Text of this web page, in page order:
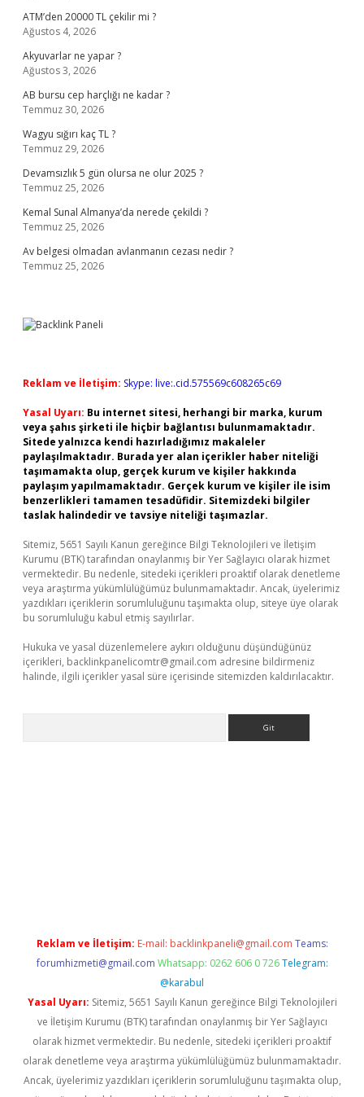
ATM’den 20000 TL çekilir mi ?
Ağustos 4, 2026
Akyuvarlar ne yapar ?
Ağustos 3, 2026
AB bursu cep harçlığı ne kadar ?
Temmuz 30, 2026
Wagyu sığırı kaç TL ?
Temmuz 29, 2026
Devamsızlık 5 gün olursa ne olur 2025 ?
Temmuz 25, 2026
Kemal Sunal Almanya’da nerede çekildi ?
Temmuz 25, 2026
Av belgesi olmadan avlanmanın cezası nedir ?
Temmuz 25, 2026
Reklam ve İletişim: Skype: live:.cid.575569c608265c69
Yasal Uyarı: Bu internet sitesi, herhangi bir marka, kurum
veya şahıs şirketi ile hiçbir bağlantısı bulunmamaktadır.
Sitede yalnızca kendi hazırladığımız makaleler
paylaşılmaktadır. Burada yer alan içerikler haber niteliği
taşımamakta olup, gerçek kurum ve kişiler hakkında
paylaşım yapılmamaktadır. Gerçek kurum ve kişiler ile isim
benzerlikleri tamamen tesadüfidir. Sitemizdeki bilgiler
taslak halindedir ve tavsiye niteliği taşımazlar.
Sitemiz, 5651 Sayılı Kanun gereğince Bilgi Teknolojileri ve İletişim
Kurumu (BTK) tarafından onaylanmış bir Yer Sağlayıcı olarak hizmet
vermektedir. Bu nedenle, sitedeki içerikleri proaktif olarak denetleme
veya araştırma yükümlülüğümüz bulunmamaktadır. Ancak, üyelerimiz
yazdıkları içeriklerin sorumluluğunu taşımakta olup, siteye üye olarak
bu sorumluluğu kabul etmiş sayılırlar.
Hukuka ve yasal düzenlemelere aykırı olduğunu düşündüğünüz
içerikleri, backlinkpanelicomtr@gmail.com adresine bildirmeniz
halinde, ilgili içerikler yasal süre içerisinde sitemizden kaldırılacaktır.
Reklam ve İletişim: E-mail: backlinkpaneli@gmail.com Teams:
forumhizmeti@gmail.com Whatsapp: 0262 606 0 726 Telegram:
@karabul
Yasal Uyarı: Sitemiz, 5651 Sayılı Kanun gereğince Bilgi Teknolojileri
ve İletişim Kurumu (BTK) tarafından onaylanmış bir Yer Sağlayıcı
olarak hizmet vermektedir. Bu nedenle, sitedeki içerikleri proaktif
olarak denetleme veya araştırma yükümlülüğümüz bulunmamaktadır.
Ancak, üyelerimiz yazdıkları içeriklerin sorumluluğunu taşımakta olup,